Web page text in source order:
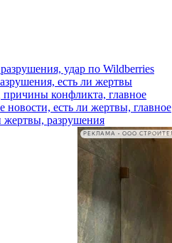
удар по Wildberries
есть ли жертвы
конфликта, главное
новости, есть ли жертвы, главное
жертвы, разрушения